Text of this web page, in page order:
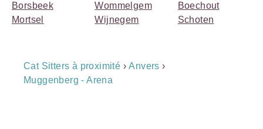
Borsbeek
Mortsel
Wommelgem
Wijnegem
Boechout
Schoten
Breadcrumb
Navigation
Cat Sitters à proximité ›Anvers ›
Muggenberg - Arena